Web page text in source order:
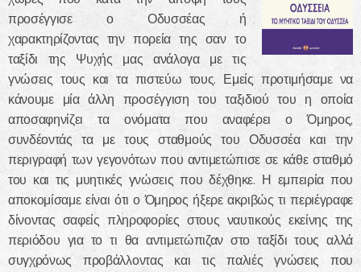
προσέγγισε ο Οδυσσέας ή
χαρακτηρίζοντας την πορεία της σαν το
ταξίδι της Ψυχής μας ανάλογα με τις
γνώσεις τους και τα πιστεύω τους. Εμείς προτιμήσαμε να
κάνουμε μία άλλη προσέγγιση του ταξιδιού του η οποία
αποσαφηνίζει τα ονόματα που αναφέρει ο Όμηρος,
συνδέοντάς τα με τους σταθμούς του Οδυσσέα και την
περιγραφή των γεγονότων που αντιμετώπισε σε κάθε σταθμό
του και τις μυητικές γνώσεις που δέχθηκε. Η εμπειρία που
αποκομίσαμε είναι ότι ο Όμηρος ήξερε ακριβώς τι περιέγραφε
δίνοντας σαφείς πληροφορίες στους ναυτικούς εκείνης της
περιόδου για το τι θα αντιμετώπιζαν στο ταξίδι τους αλλά
συγχρόνως προβάλλοντας και τις παλιές γνώσεις που